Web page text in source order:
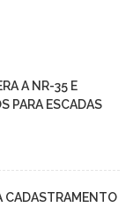
A NR-35 E
PARA ESCADAS
CADASTRAMENTO